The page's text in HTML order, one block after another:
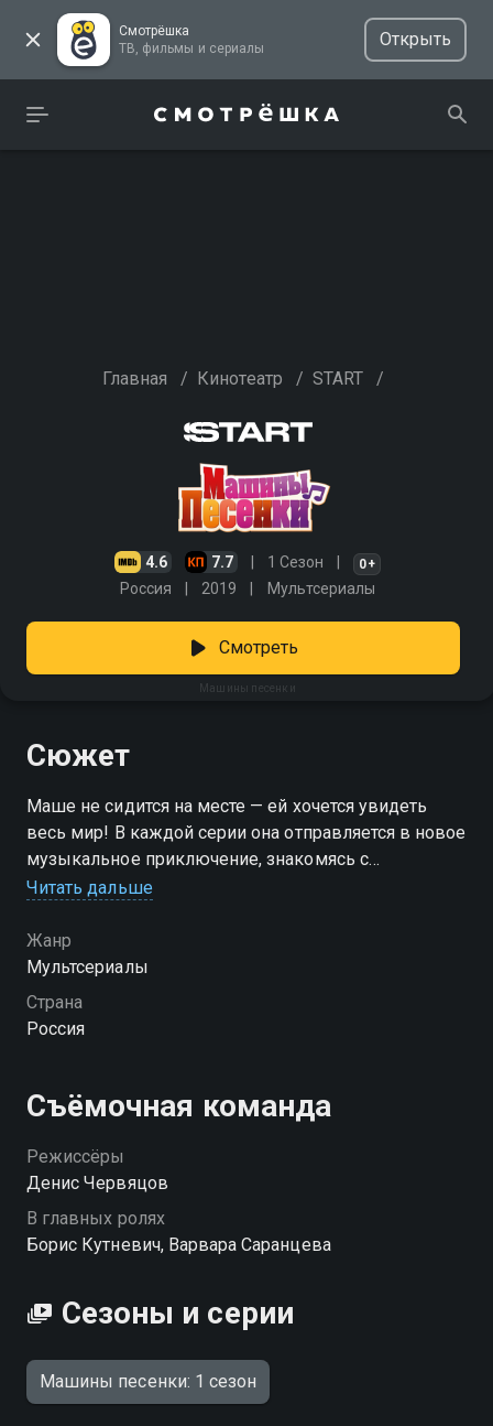
Смотрёшка
ТВ, фильмы и сериалы
Открыть
Главная / Кинотеатр / START /
4.6 7.7 1 Сезон 0+
Россия 2019 Мультсериалы
Машины песенки
Смотреть
Сюжет
Маше не сидится на месте — ей хочется увидеть
весь мир! В каждой серии она отправляется в новое
музыкальное приключение, знакомясь с
традициями и красотами разных стран. Тут и
платья из Парижа, и волшебные сказки из
Германии, и высокотехнологичные чудеса Японии. У
Маши найдётся песенка на любой случай — ведь для
неё весь мир звучит как весёлое путешествие!
Читать дальше
Жанр
Мультсериалы
Страна
Россия
Съёмочная команда
Режиссёры
Денис Червяцов
В главных ролях
Борис Кутневич, Варвара Саранцева
Сезоны и серии
Машины песенки: 1 сезон